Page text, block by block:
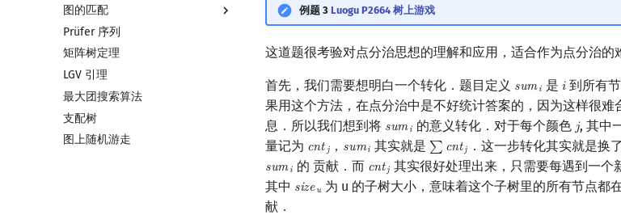
网络流简介
最大流
最小割
费用流
上下界网络流
Stoer–Wagner 算法
图的匹配
图匹配
二分图最大匹配
二分图最大权匹配
一般图最大匹配
一般图最大权匹配
稳定匹配
Prüfer 序列
矩阵树定理
LGV 引理
最大团搜索算法
支配树
图上随机游走
例题 3 Luogu P2664 树上游戏
这道题很考验对点分治思想的理解和应用，适合作为点分治的
首先，我们需要想明白一个转化．题目定义 sumi
sumi 是 𝑖
i 到所有
果用这个方法，在点分治中是不好统计答案的，因为这样很
息．所以我们想到将 sumi
sumi 的意义转化．对于每个颜色 𝑗
j, 其中
量记为 cntj
cntj ， sumi
sumi 其实就是 ∑ cntj
∑cntj ．这一步转化其实就是换
sumi
sumi 的 贡献．而 cntj
cntj 其实很好处理出来，只需要每遇到一个
其中 sizeu
sizeu 为 u 的子树大小，意味着这个子树里的所有节点都
献．